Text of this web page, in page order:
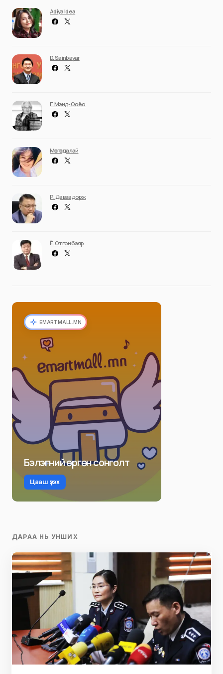
Adiya Idea
D. Sainbayar
Г. Мэнд-Ооёо
Мөнгөндалай
Р. Даваадорж
Ё. Отгонбаяр
EMARTMALL.MN
Бэлэгний өргөн сонголт
Цааш үзэх
ДАРАА НЬ УНШИХ